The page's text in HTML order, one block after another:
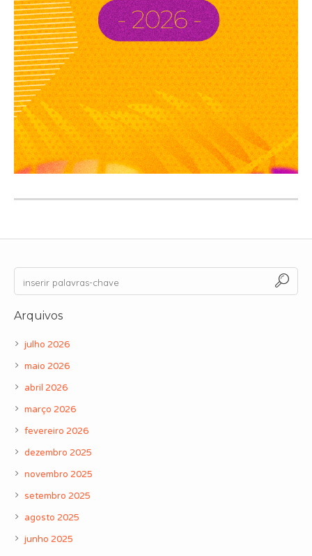
Arquivos
julho 2026
maio 2026
abril 2026
março 2026
fevereiro 2026
dezembro 2025
novembro 2025
setembro 2025
agosto 2025
junho 2025